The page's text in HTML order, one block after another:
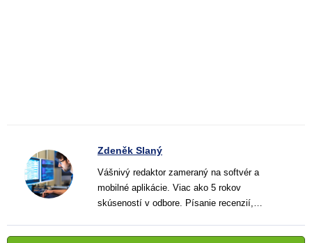
Zdeněk Slaný
Vášnivý redaktor zameraný na softvér a
mobilné aplikácie. Viac ako 5 rokov
skúseností v odbore. Písanie recenzií,
informatívnych textov, ktoré pomáhajú